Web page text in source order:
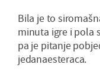
Bila je to
minuta igre i pola
pa je pitanje
jedanaesteraca.